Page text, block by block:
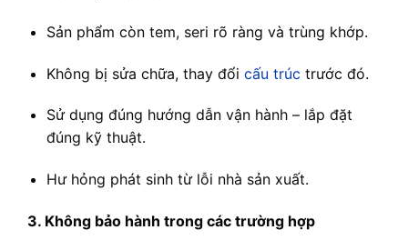
Sản phẩm còn tem, seri rõ ràng và trùng khớp.
Không bị sửa chữa, thay đổi cấu trúc trước đó.
Sử dụng đúng hướng dẫn vận hành – lắp đặt
đúng kỹ thuật.
Hư hỏng phát sinh từ lỗi nhà sản xuất.
3. Không bảo hành trong các trường hợp